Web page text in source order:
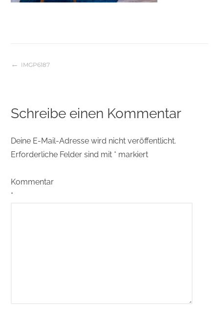
Beitragsnavigation
IMGP6187
Schreibe einen Kommentar
Deine E-Mail-Adresse wird nicht veröffentlicht.
Erforderliche Felder sind mit * markiert
Kommentar
*